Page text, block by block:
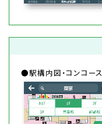
●駅構内図・コンコース